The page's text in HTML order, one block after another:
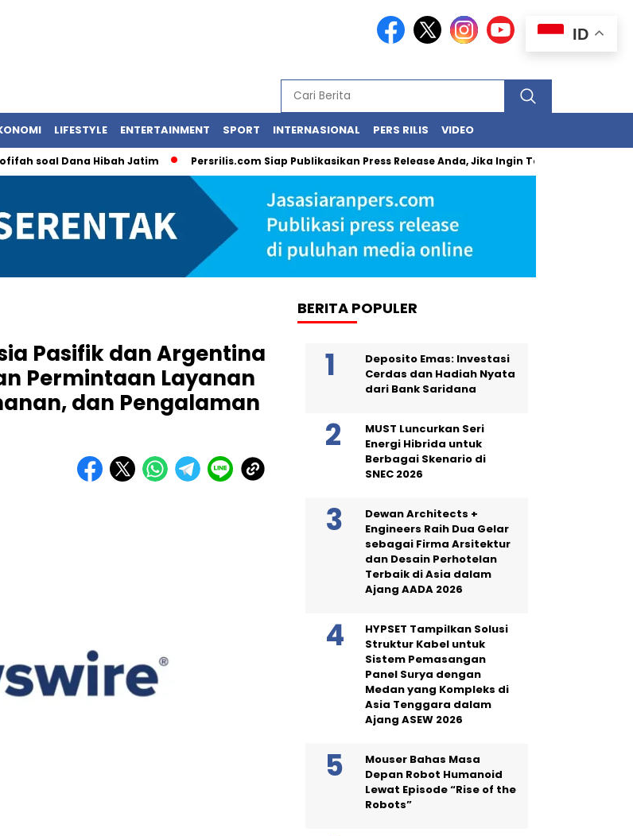
LIFESTYLE ENTERTAINMENT SPORT INTERNASIONAL PERS RILIS VIDEO
Dana Hibah Jatim Persrilis.com Siap Publikasikan Press Release Anda, Jika Ingin Tampil di Media Ekonomi
Pasifik dan Argentina
Permintaan Layanan
dan Pengalaman
BERITA POPULER
Deposito Emas: Investasi
Cerdas dan Hadiah Nyata
dari Bank Saridana
MUST Luncurkan Seri
Energi Hibrida untuk
Berbagai Skenario di
SNEC 2026
Dewan Architects +
Engineers Raih Dua Gelar
sebagai Firma Arsitektur
dan Desain Perhotelan
Terbaik di Asia dalam
Ajang AADA 2026
HYPSET Tampilkan Solusi
Struktur Kabel untuk
Sistem Pemasangan
Panel Surya dengan
Medan yang Kompleks di
Asia Tenggara dalam
Ajang ASEW 2026
Mouser Bahas Masa
Depan Robot Humanoid
Lewat Episode “Rise of the
Robots”
ID